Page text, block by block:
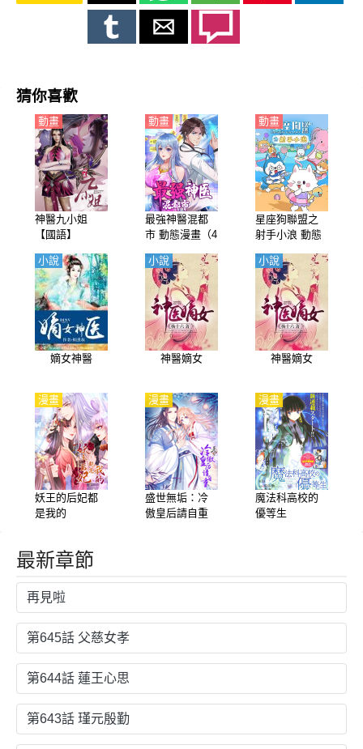
猜你喜歡
神醫九小姐
【國語】
動畫
最強神醫混都
市 動態漫畫（4
動畫
星座狗聯盟之
射手小浪 動態
動畫
嫡女神醫
小說
神醫嫡女
小說
神醫嫡女
小說
妖王的后妃都
是我的
漫畫
盛世無垢：冷
傲皇后請自重
漫畫
魔法科高校的
優等生
漫畫
最新章節
再見啦
第645話 父慈女孝
第644話 蓮王心思
第643話 瑾元殷勤